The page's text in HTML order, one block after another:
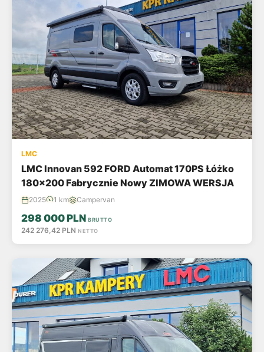
LMC
LMC Innovan 592 FORD Automat 170PS Łóżko
180x200 Fabrycznie Nowy ZIMOWA WERSJA
2025 1 km Campervan
298 000 PLN BRUTTO
242 276,42 PLN NETTO